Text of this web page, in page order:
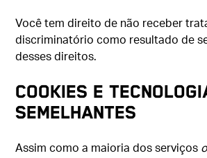
Você tem direito de não receber
discriminatório como resultado de
desses direitos.
COOKIES E
SEMELHANTES
Assim como a maioria dos serviços